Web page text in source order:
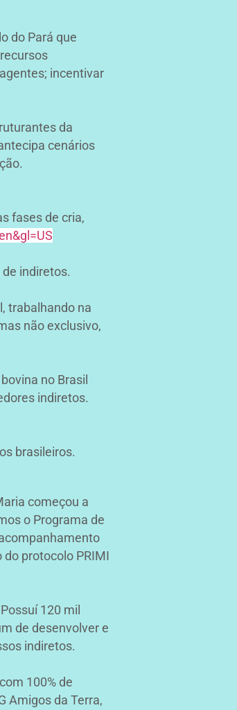
do Pará que
incentivar
da
cenários
fases de cria,
indiretos.
trabalhando na
não exclusivo,
no Brasil
indiretos.
brasileiros.
começou a
o Programa de
protocolo PRIMI
120 mil
de desenvolver e
indiretos.
100% de
Amigos da Terra,